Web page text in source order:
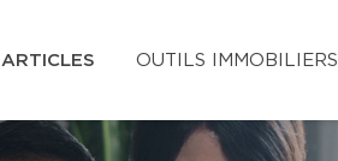
ARTICLES OUTILS IMMOBILIERS